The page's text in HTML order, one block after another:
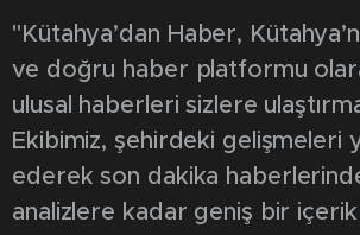
"Kütahya’dan Haber,
ve doğru haber platformu
ulusal haberleri sizlere
Ekibimiz, şehirdeki gelişmeleri
ederek son dakika
analizlere kadar geniş bir